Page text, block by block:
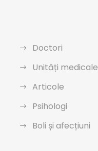
Doctori
Unități medicale
Articole
Psihologi
Boli și afecțiuni